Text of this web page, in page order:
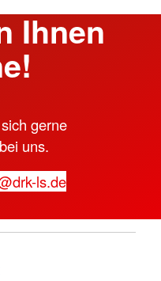
Ihnen
gerne
uns.
ls.de